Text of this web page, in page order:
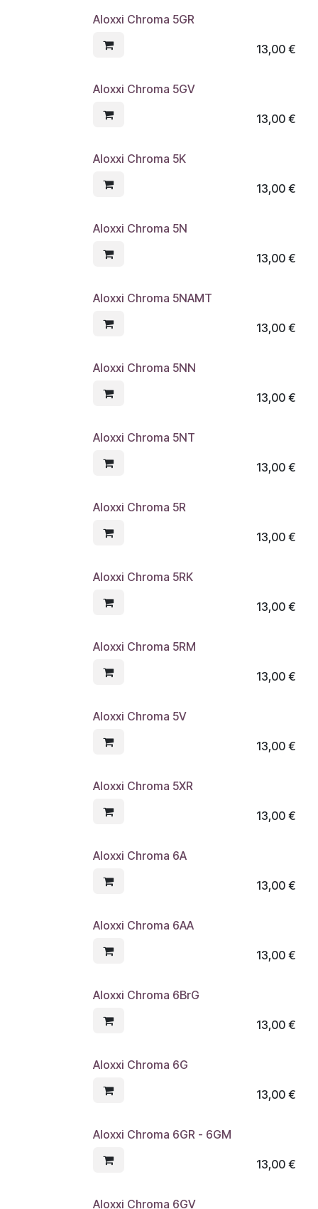
Aloxxi Chroma 5GR
13,00€
Aloxxi Chroma 5GV
13,00€
Aloxxi Chroma 5K
13,00€
Aloxxi Chroma 5N
13,00€
Aloxxi Chroma 5NAMT
13,00€
Aloxxi Chroma 5NN
13,00€
Aloxxi Chroma 5NT
13,00€
Aloxxi Chroma 5R
13,00€
Aloxxi Chroma 5RK
13,00€
Aloxxi Chroma 5RM
13,00€
Aloxxi Chroma 5V
13,00€
Aloxxi Chroma 5XR
13,00€
Aloxxi Chroma 6A
13,00€
Aloxxi Chroma 6AA
13,00€
Aloxxi Chroma 6BrG
13,00€
Aloxxi Chroma 6G
13,00€
Aloxxi Chroma 6GR - 6GM
13,00€
Aloxxi Chroma 6GV